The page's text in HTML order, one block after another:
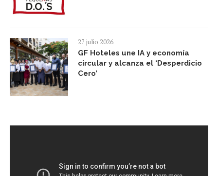
27 julio 2026
GF Hoteles une IA y economía
circular y alcanza el ‘Desperdicio
Cero’